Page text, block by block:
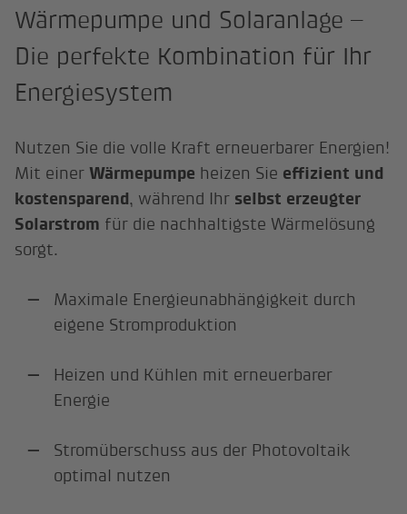
Wärmepumpe und Solaranlage –
Die perfekte Kombination für Ihr
Energiesystem
Nutzen Sie die volle Kraft erneuerbarer Energien!
Mit einerWärmepumpe heizen Sie effizient und
kostensparend, während Ihr selbst erzeugter
Solarstrom für die nachhaltigste Wärmelösung
sorgt.
Maximale Energieunabhängigkeit durch
eigene Stromproduktion
Heizen und Kühlen mit erneuerbarer
Energie
Stromüberschuss aus der Photovoltaik
optimal nutzen